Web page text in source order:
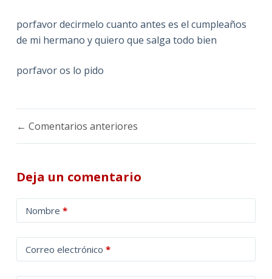
porfavor decirmelo cuanto antes es el cumpleaños
de mi hermano y quiero que salga todo bien
porfavor os lo pido
Navegación
de
← Comentarios anteriores
Deja un comentario
Nombre *
Correo electrónico *
l
t